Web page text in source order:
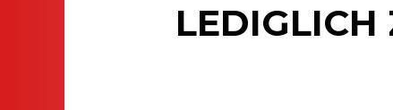
EDIGLICH